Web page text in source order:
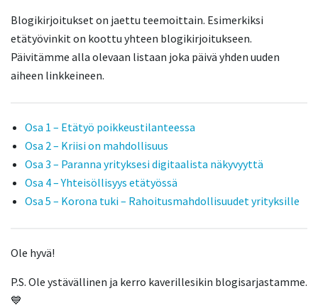
Blogikirjoitukset on jaettu teemoittain. Esimerkiksi
etätyövinkit on koottu yhteen blogikirjoitukseen.
Päivitämme alla olevaan listaan joka päivä yhden uuden
aiheen linkkeineen.
Osa 1 – Etätyö poikkeustilanteessa
Osa 2 – Kriisi on mahdollisuus
Osa 3 – Paranna yrityksesi digitaalista näkyvyyttä
Osa 4 – Yhteisöllisyys etätyössä
Osa 5 – Korona tuki – Rahoitusmahdollisuudet yrityksille
Ole hyvä!
P.S. Ole ystävällinen ja kerro kaverillesikin blogisarjastamme.
💙